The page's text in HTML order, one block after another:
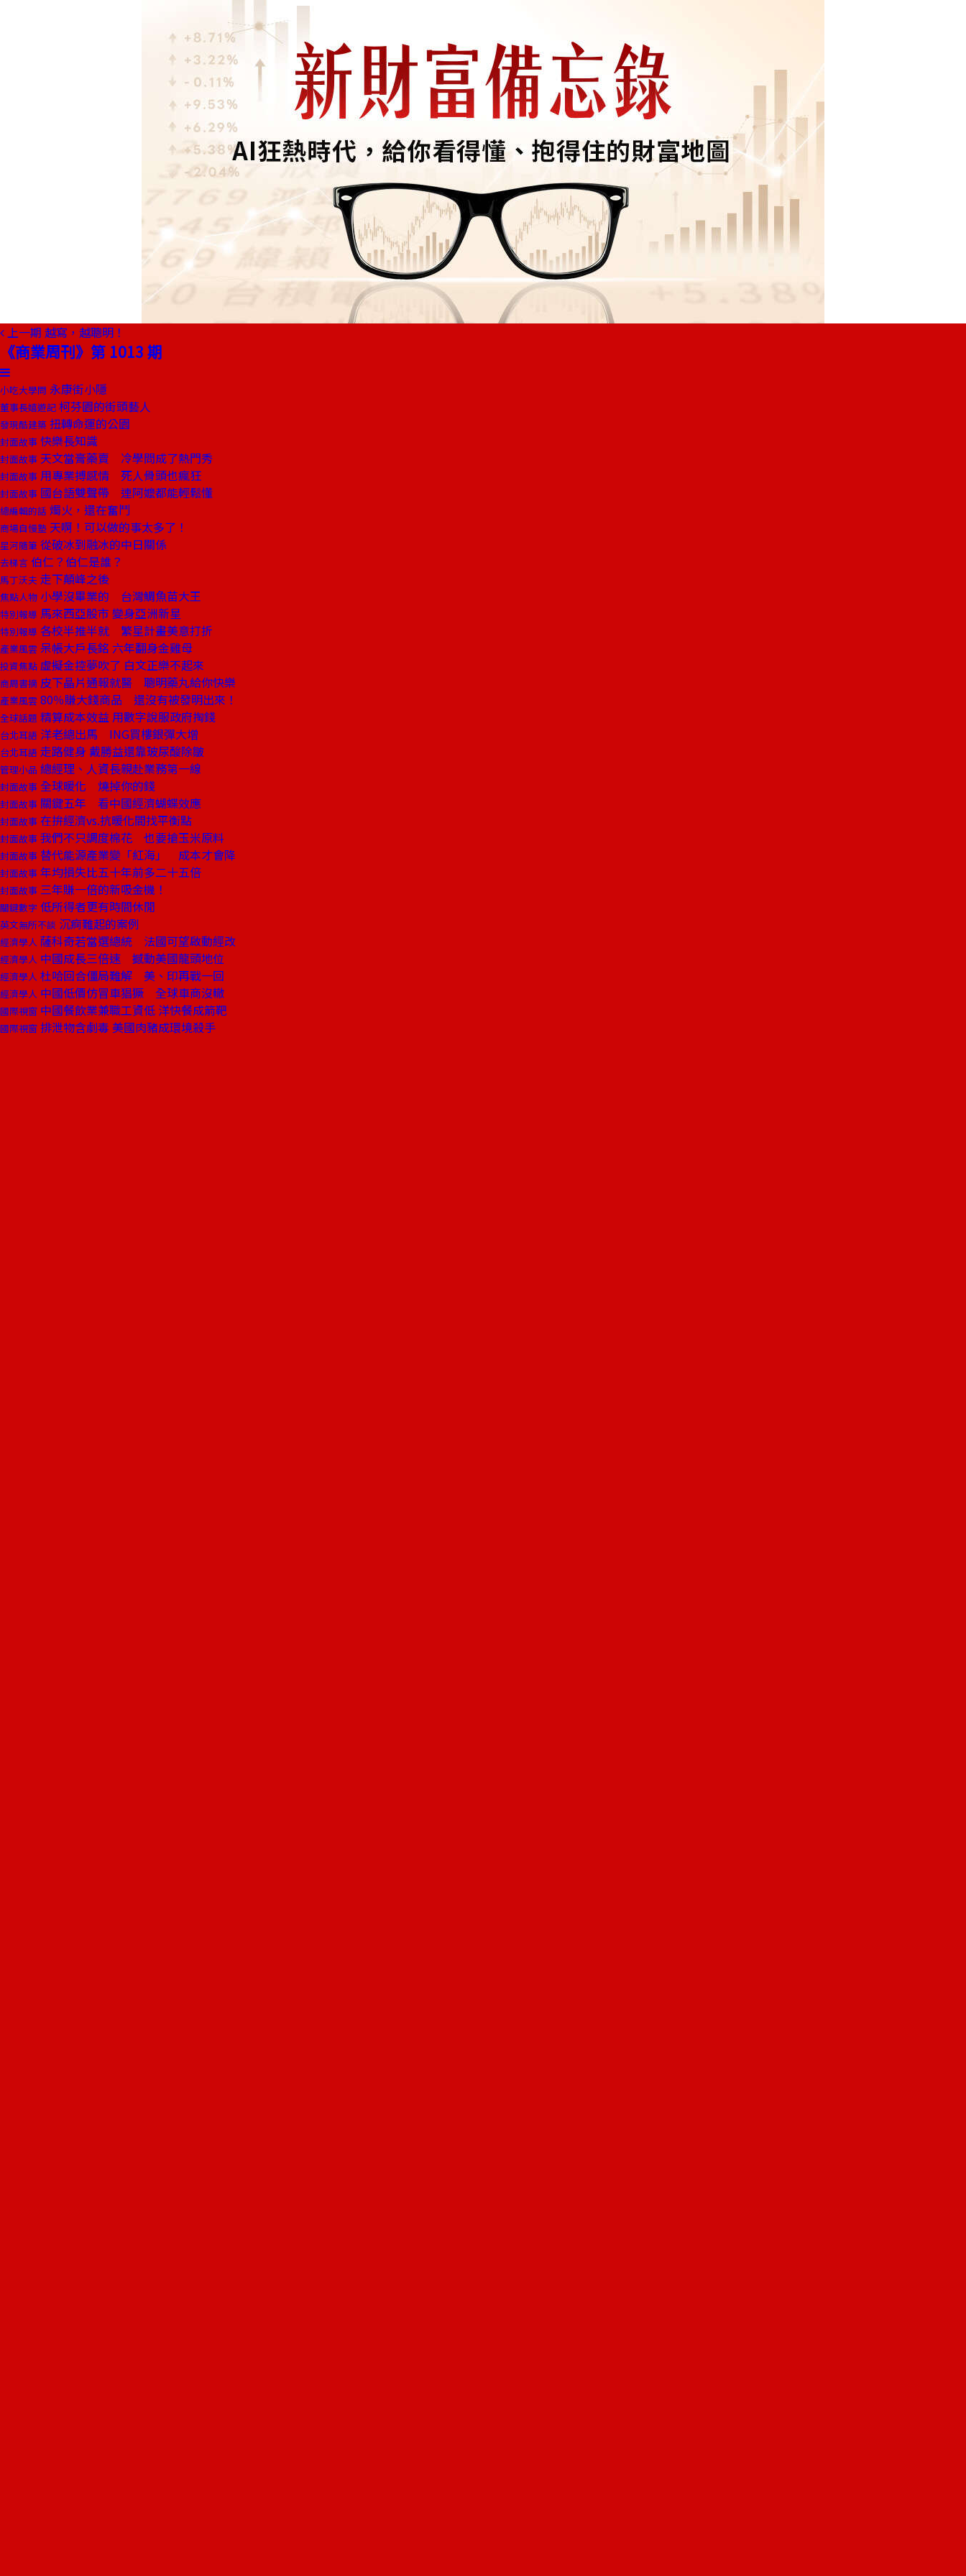
上一期 越寫，越聰明！
《商業周刊》第 1013 期
小吃大學問 永康街小隱
董事長嬉遊記 柯芬園的街頭藝人
發現酷建築 扭轉命運的公園
封面故事 快樂長知識
封面故事 天文當膏藥賣 冷學問成了熱門秀
封面故事 用專業搏感情 死人骨頭也瘋狂
封面故事 國台語雙聲帶 連阿嬤都能輕鬆懂
總編輯的話 燭火，還在奮鬥
商場自慢塾 天啊！可以做的事太多了！
星河隨筆 從破冰到融冰的中日關係
去梯言 伯仁？伯仁是誰？
馬丁沃夫 走下顛峰之後
焦點人物 小學沒畢業的 台灣鯛魚苗大王
特別報導 馬來西亞股市 變身亞洲新星
特別報導 各校半推半就 繁星計畫美意打折
產業風雲 呆帳大戶長銘 六年翻身金雞母
投資焦點 虛擬金控夢吹了 白文正樂不起來
商周書摘 皮下晶片通報就醫 聰明藥丸給你快樂
產業風雲 80％賺大錢商品 還沒有被發明出來！
全球話題 精算成本效益 用數字說服政府掏錢
台北耳語 洋老總出馬 ING買樓銀彈大增
台北耳語 走路健身 戴勝益還靠玻尿酸除皺
管理小品 總經理、人資長親赴業務第一線
封面故事 全球暖化 燒掉你的錢
封面故事 關鍵五年 看中國經濟蝴蝶效應
封面故事 在拚經濟vs.抗暖化間找平衡點
封面故事 我們不只調度棉花 也要搶玉米原料
封面故事 替代能源產業變「紅海」 成本才會降
封面故事 年均損失比五十年前多二十五倍
封面故事 三年賺一倍的新吸金機！
關鍵數字 低所得者更有時間休閒
英文無所不談 沉痾難起的案例
經濟學人 薩科奇若當選總統 法國可望啟動經改
經濟學人 中國成長三倍速 撼動美國龍頭地位
經濟學人 杜哈回合僵局難解 美、印再戰一回
經濟學人 中國低價仿冒車猖獗 全球車商沒轍
國際視窗 中國餐飲業兼職工資低 洋快餐成箭靶
國際視窗 排泄物含劇毒 美國肉豬成環境殺手